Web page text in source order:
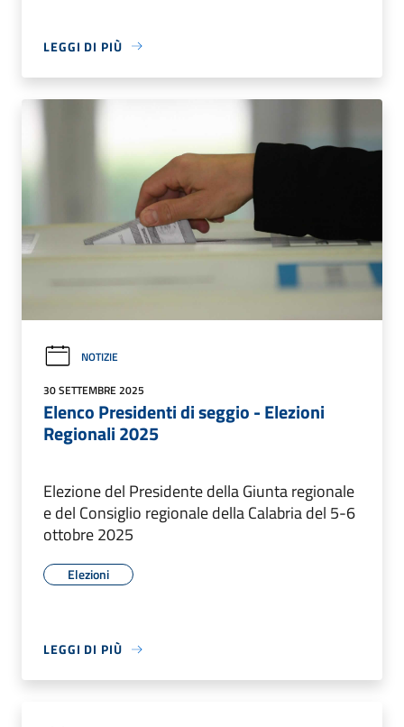
LEGGI DI PIÙ
NOTIZIE
30 SETTEMBRE 2025
Elenco Presidenti di seggio - Elezioni
Regionali 2025
Elezione del Presidente della Giunta regionale
e del Consiglio regionale della Calabria del 5-6
ottobre 2025
Elezioni
LEGGI DI PIÙ